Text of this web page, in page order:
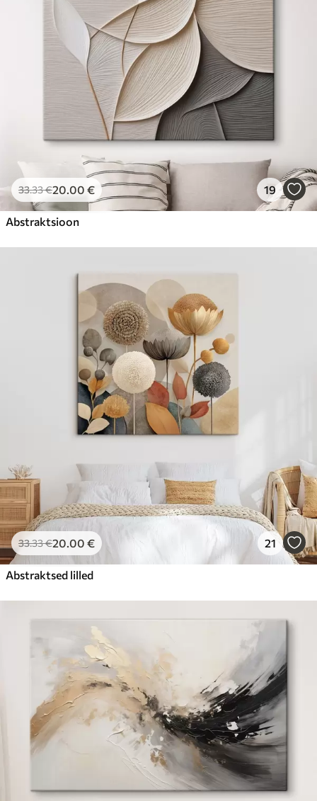
33.33€20.00 € 19
Abstraktsioon
33.33€20.00 € 21
Abstraktsed lilled